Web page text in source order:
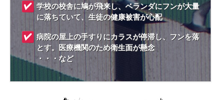
学校の校舎に鳩が飛来し、ベランダにフンが大量
に落ちていて、生徒の健康被害が心配
病院の屋上の手すりにカラスが停滞し、フンを落
とす。医療機関のため衛生面が懸念
・・・など